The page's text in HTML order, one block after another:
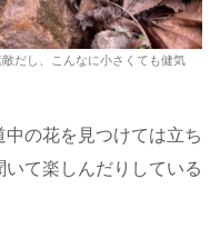
だし、こんなに小さくても健気
の花を見つけては立ち
て楽しんだりしている